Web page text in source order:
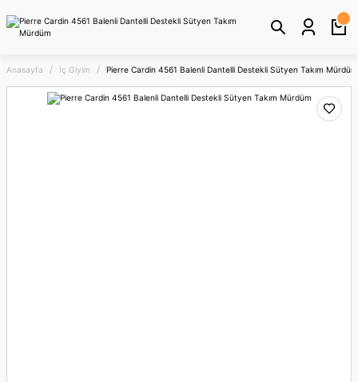
Anasayfa İç Giyim Pierre Cardin 4561 Balenli Dantelli Destekli Sütyen Takım Mürdüm